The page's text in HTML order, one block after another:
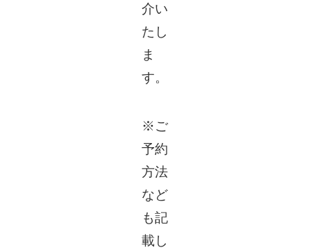
介い
たし
ま
す。
※ご
予約
方法
など
も記
載し